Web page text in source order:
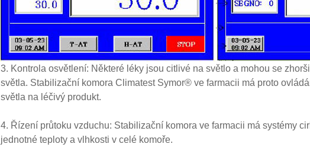
3. Kontrola osvětlení: Některé léky jsou citlivé na světlo a mohou se
světla. Stabilizační komora Climatest Symor® ve farmacii má proto
světla na léčivý produkt.
4. Řízení průtoku vzduchu: Stabilizační komora ve farmacii má systémy
jednotné teploty a vlhkosti v celé komoře.